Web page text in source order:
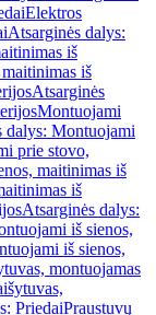
Elektros
Atsarginės dalys:
iš
iš
Atsarginės
Montuojami
dalys: Montuojami
prie stovo,
maitinimas iš
iš
Atsarginės dalys:
iš sienos,
iš sienos,
montuojamas
PriedaiPraustuvų